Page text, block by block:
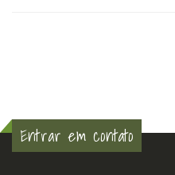
Entrar em contato